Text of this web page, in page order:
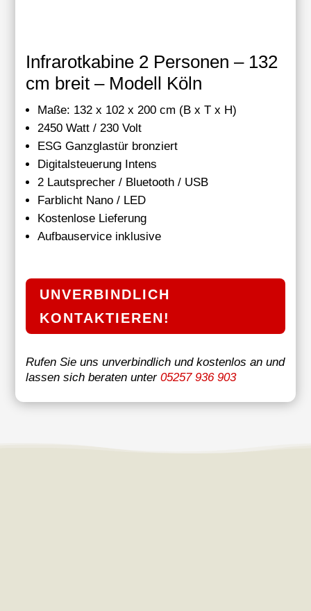
Infrarotkabine 2 Personen – 132
cm breit – Modell Köln
Maße: 132 x 102 x 200 cm (B x T x H)
2450 Watt / 230 Volt
ESG Ganzglastür bronziert
Digitalsteuerung Intens
2 Lautsprecher / Bluetooth / USB
Farblicht Nano / LED
Kostenlose Lieferung
Aufbauservice inklusive
UNVERBINDLICH
KONTAKTIEREN!
Rufen Sie uns unverbindlich und kostenlos an und
lassen sich beraten unter05257 936 903